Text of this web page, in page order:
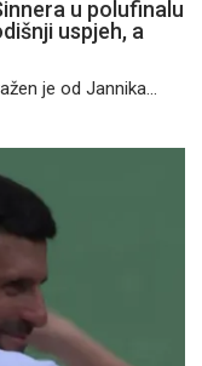
u polufinalu
uspjeh, a
je od Jannika...